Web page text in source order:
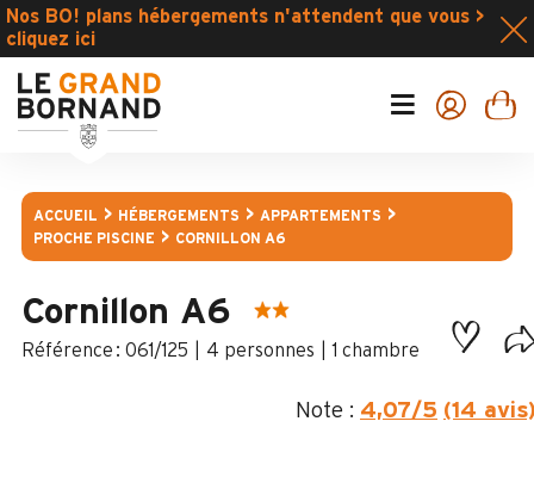
Nos BO! plans hébergements n'attendent que vous >
cliquez ici
ACCUEIL HÉBERGEMENTS
APPARTEMENTS
PROCHE PISCINE
CORNILLON A6
Cornillon A6
: 061/125 4 personnes 1 chambre
Note : 4,07/5 (14